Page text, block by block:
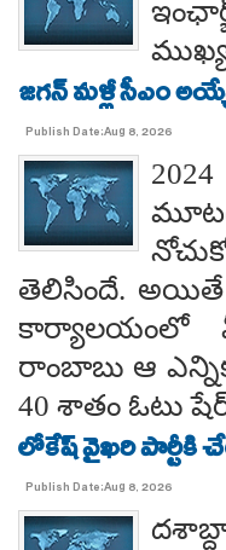
జగన్ మళ్లీ సీఎం
Publish Date:Aug 8, 2026
తెలిసిందే.
కార్యాలయంలో
రాంబాబు ఆ
40 శాతం ఓటు
లోకేష్ వైఖరి పార్టీకి
Publish Date:Aug 8, 2026